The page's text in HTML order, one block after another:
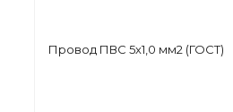
Провод ПВС 5х1,0 мм2 (ГОСТ)